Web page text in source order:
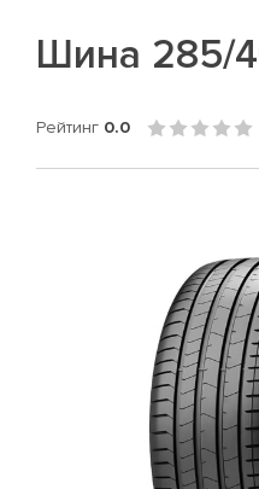
Шина 285/
Рейтинг 0.0